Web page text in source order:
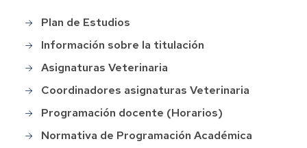
Grado
en
Veterinaria
Plan de Estudios
Información sobre la titulación
Asignaturas Veterinaria
Coordinadores asignaturas Veterinaria
Programación docente (Horarios)
Normativa de Programación Académica